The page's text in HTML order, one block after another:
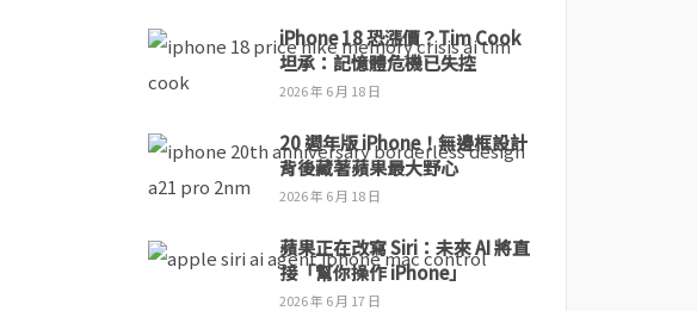
iPhone 18 恐漲價？Tim Cook
坦承：記憶體危機已失控
2026 年 6 月 18 日
20 週年版 iPhone！無邊框設計
背後藏著蘋果最大野心
2026 年 6 月 18 日
蘋果正在改寫 Siri：未來 AI 將直
接「幫你操作 iPhone」
2026 年 6 月 17 日